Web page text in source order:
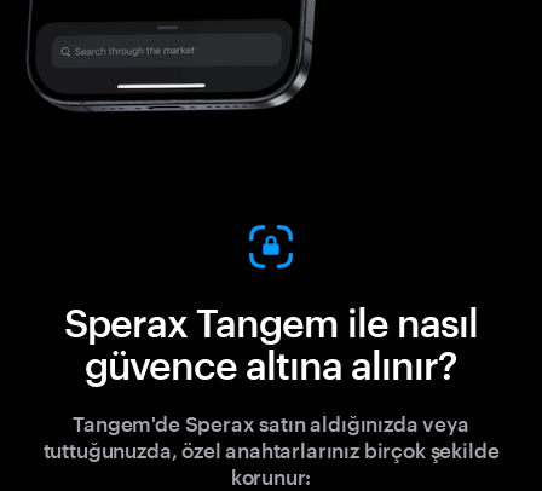
Sperax Tangem ile nasıl
güvence altına alınır?
Tangem'de Sperax satın aldığınızda veya
tuttuğunuzda, özel anahtarlarınız birçok şekilde
korunur: